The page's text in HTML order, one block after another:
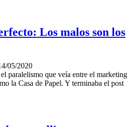
Los malos son los
05/2020
paralelismo que veía entre el marketing
la Casa de Papel. Y terminaba el post